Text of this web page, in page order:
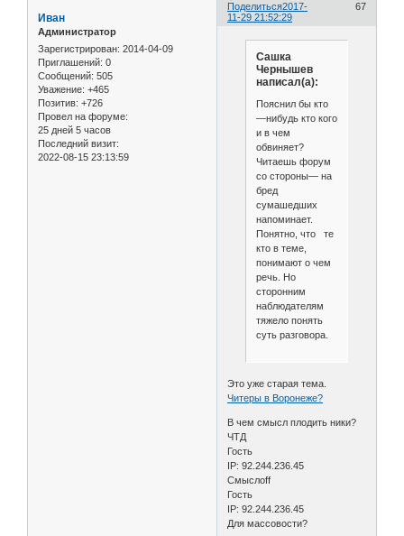
Поделиться 67
2017-
11-29 21:52:29
Иван
Администратор
Зарегистрирован: 2014-04-09
Приглашений: 0
Сообщений: 505
Уважение: +465
Позитив: +726
Провел на форуме:
25 дней 5 часов
Последний визит:
2022-08-15 23:13:59
Сашка
Чернышев
написал(а):
Пояснил бы кто
—нибудь кто кого
и в чем
обвиняет?
Читаешь форум
со стороны— на
бред
сумашедших
напоминает.
Понятно, что те
кто в теме,
понимают о чем
речь. Но
сторонним
наблюдателям
тяжело понять
суть разговора.
Это уже старая тема.
Читеры в Воронеже?
В чем смысл плодить ники?
ЧТД
Гость
IP: 92.244.236.45
Смыслoff
Гость
IP: 92.244.236.45
Для массовости?